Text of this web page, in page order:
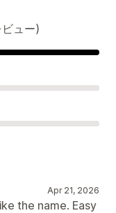
ュー)
Apr 21, 2026
the name. Easy